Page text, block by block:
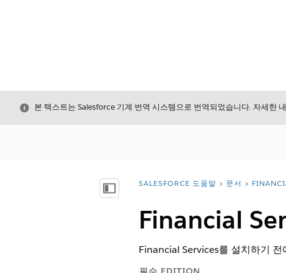
닫기본 텍스트는 Salesforce 기계 번역 시스템으로 번역되었습니다. 자세한
목차 표시 위치:
SALESFORCE 도움말 문서
Financial
Financial Services를 설치하기